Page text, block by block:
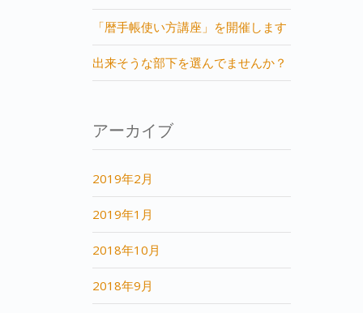
「暦手帳使い方講座」を開催します
出来そうな部下を選んでませんか？
アーカイブ
2019年2月
2019年1月
2018年10月
2018年9月